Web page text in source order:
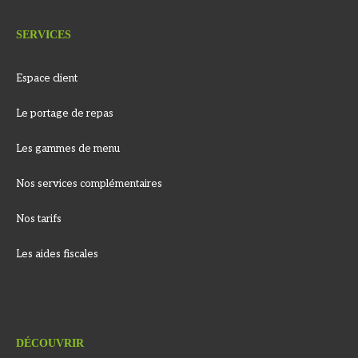
SERVICES
Espace client
Le portage de repas
Les gammes de menu
Nos services complémentaires
Nos tarifs
Les aides fiscales
DÉCOUVRIR